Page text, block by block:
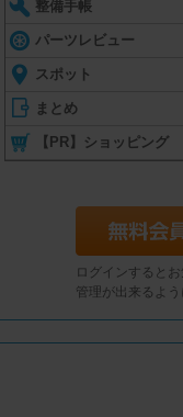
整備手帳
パーツレビュー
スポット
まとめ
【PR】ショッピング
ログインすると
管理が出来るよ